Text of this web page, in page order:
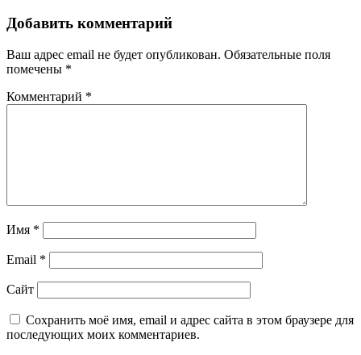
Добавить комментарий
Ваш адрес email не будет опубликован. Обязательные поля
помечены *
Комментарий *
Имя *
Email *
Сайт
Сохранить моё имя, email и адрес сайта в этом браузере для
последующих моих комментариев.